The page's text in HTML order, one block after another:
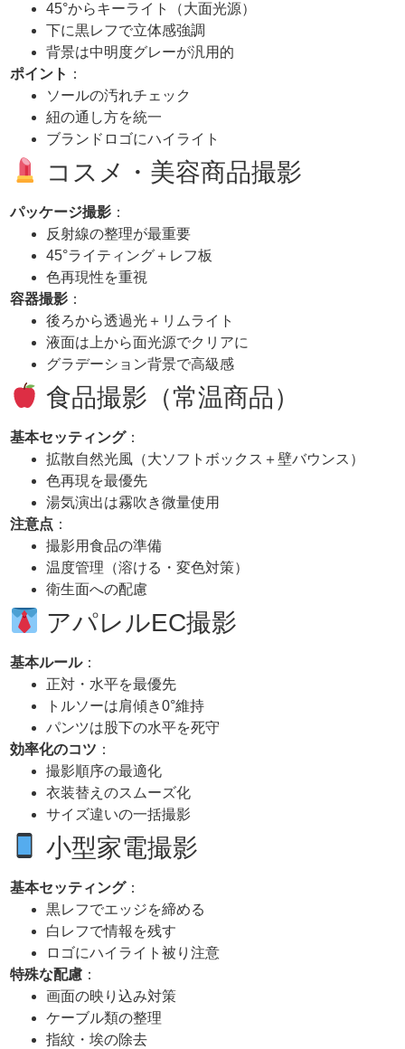
45°からキーライト（大面光源）
下に黒レフで立体感強調
背景は中明度グレーが汎用的
ポイント ：
ソールの汚れチェック
紐の通し方を統一
ブランドロゴにハイライト
コスメ・美容商品撮影
パッケージ撮影 ：
反射線の整理が最重要
45°ライティング＋レフ板
色再現性を重視
容器撮影 ：
後ろから透過光＋リムライト
液面は上から面光源でクリアに
グラデーション背景で高級感
食品撮影（常温商品）
基本セッティング：
拡散自然光風（大ソフトボックス＋壁バウンス）
色再現を最優先
湯気演出は霧吹き微量使用
注意点 ：
撮影用食品の準備
温度管理（溶ける・変色対策）
衛生面への配慮
アパレルEC撮影
基本ルール：
正対・水平を最優先
トルソーは肩傾き0°維持
パンツは股下の水平を死守
効率化のコツ ：
撮影順序の最適化
衣装替えのスムーズ化
サイズ違いの一括撮影
小型家電撮影
基本セッティング：
黒レフでエッジを締める
白レフで情報を残す
ロゴにハイライト被り注意
特殊な配慮 ：
画面の映り込み対策
ケーブル類の整理
指紋・埃の除去